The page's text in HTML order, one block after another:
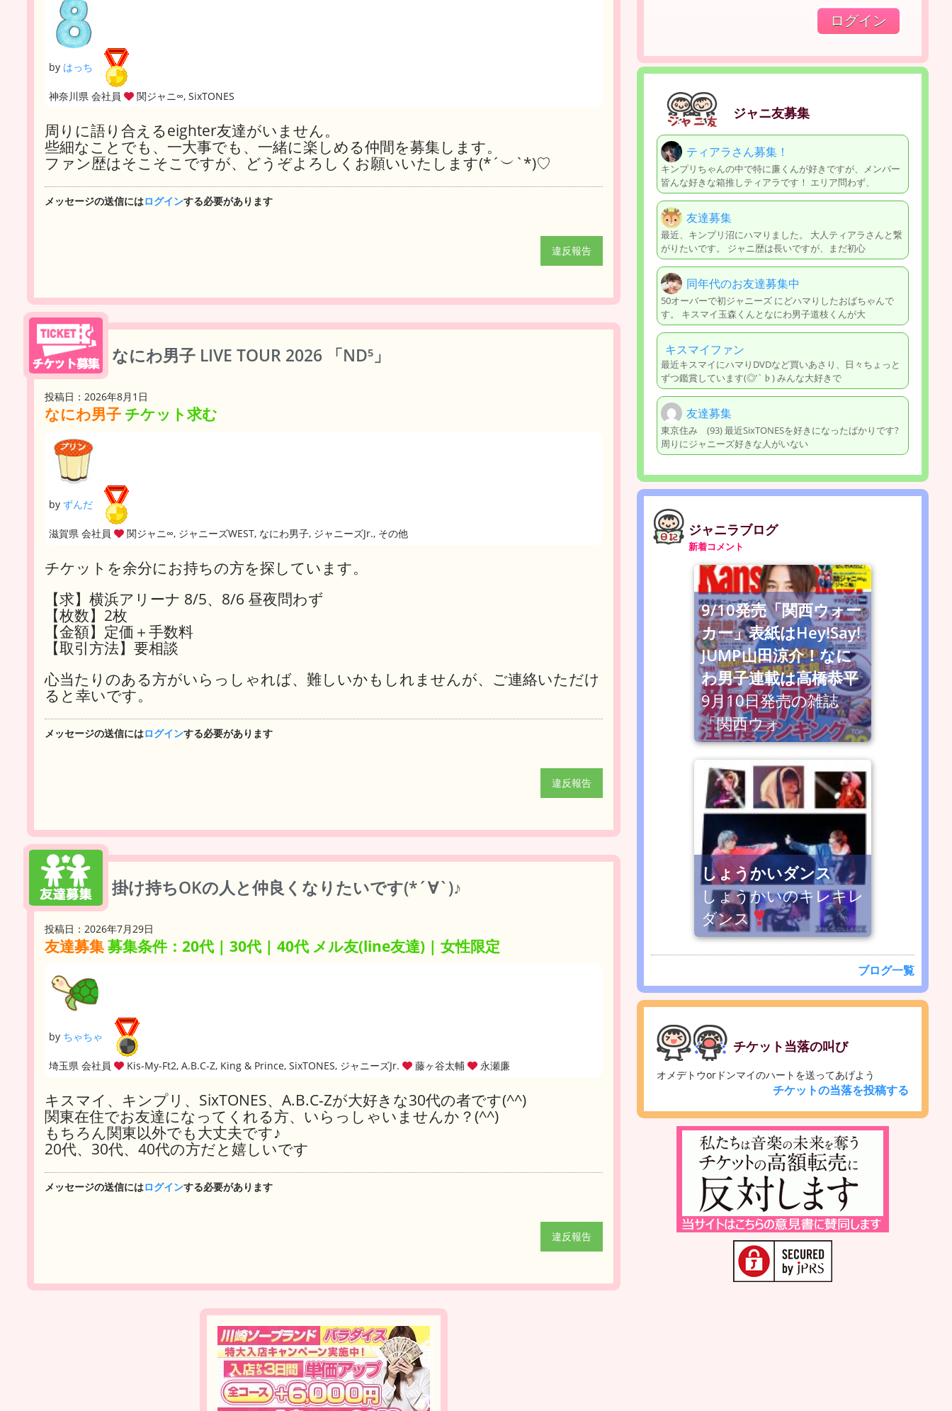
by はっち
神奈川県 会社員 関ジャニ∞, SixTONES
周りに語り合えるeighter友達がいません。
些細なことでも、一大事でも、一緒に楽しめる仲間を募集します。
ファン歴はそこそこですが、どうぞよろしくお願いいたします(*´︶`*)♡
メッセージの送信にはログインする必要があります
違反報告
なにわ男子 LIVE TOUR 2026 「ND⁵」
投稿日：2026年8月1日
なにわ男子 チケット求む
by ずんだ
滋賀県 会社員 関ジャニ∞, ジャニーズWEST, なにわ男子, ジャニーズJr., その他
チケットを余分にお持ちの方を探しています。
【求】横浜アリーナ 8/5、8/6 昼夜問わず
【枚数】2枚
【金額】定価＋手数料
【取引方法】要相談
心当たりのある方がいらっしゃれば、難しいかもしれませんが、ご連絡いただけ
ると幸いです。
メッセージの送信にはログインする必要があります
違反報告
掛け持ちOKの人と仲良くなりたいです(*´∀`)♪
投稿日：2026年7月29日
友達募集募集条件：20代 | 30代 | 40代 メル友(line友達) | 女性限定
by ちゃちゃ
埼玉県 会社員 Kis-My-Ft2, A.B.C-Z, King & Prince, SixTONES, ジャニーズJr. 藤ヶ谷太輔 永瀬廉
キスマイ、キンプリ、SixTONES、A.B.C-Zが大好きな30代の者です(^^)
関東在住でお友達になってくれる方、いらっしゃいませんか？(^^)
もちろん関東以外でも大丈夫です♪
20代、30代、40代の方だと嬉しいです
メッセージの送信にはログインする必要があります
違反報告
ジャニ友募集
ティアラさん募集！
キンプリちゃんの中で特に廉くんが好きですが、メンバー
皆んな好きな箱推しティアラです！ エリア問わず、
友達募集
最近、キンプリ沼にハマりました。 大人ティアラさんと繋
がりたいです。 ジャニ歴は長いですが、まだ初心
同年代のお友達募集中
50オーバーで初ジャニーズ にどハマりしたおばちゃんで
す。 キスマイ玉森くんとなにわ男子道枝くんが大
キスマイファン
最近キスマイにハマりDVDなど買いあさり、日々ちょっと
ずつ鑑賞しています(◎’`♭) みんな大好きで
友達募集
東京住み (93) 最近SixTONESを好きになったばかりです?
周りにジャニーズ好きな人がいない
ジャニラブログ
新着コメント
9/10発売「関西ウォー
カー」表紙はHey!Say!
JUMP山田涼介！なに
わ男子連載は高橋恭平
9月10日発売の雑誌
「関西ウォ
しょうかいダンス
しょうかいのキレキレ
ダンス
ブログ一覧
チケット当落の叫び
オメデトウorドンマイのハートを送ってあげよう
チケットの当落を投稿する